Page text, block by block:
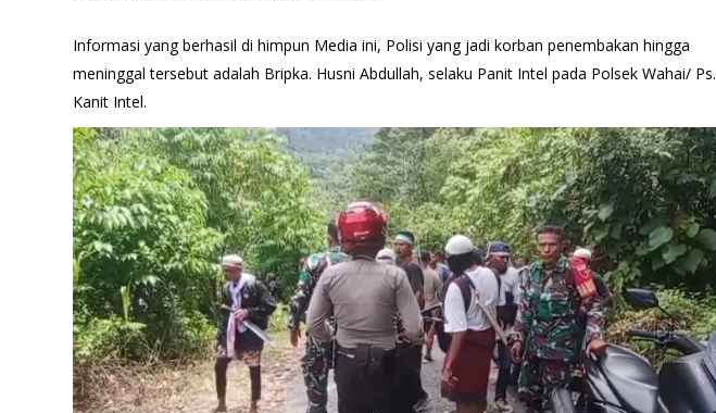
Informasi yang berhasil di himpun Media ini, Polisi yang jadi korban penembakan hingga
meninggal tersebut adalah Bripka. Husni Abdullah, selaku Panit Intel pada Polsek Wahai/ Ps.
Kanit Intel.